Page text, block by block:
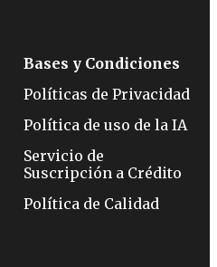
Bases y Condiciones
Políticas de Privacidad
Política de uso de la IA
Servicio de
Suscripción a Crédito
Política de Calidad